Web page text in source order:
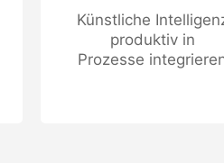
Künstliche
produktiv in
Prozesse